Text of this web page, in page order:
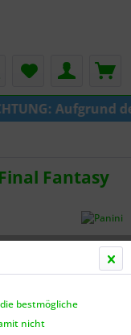
Aufgrund
Fantasy
bestmögliche
nicht